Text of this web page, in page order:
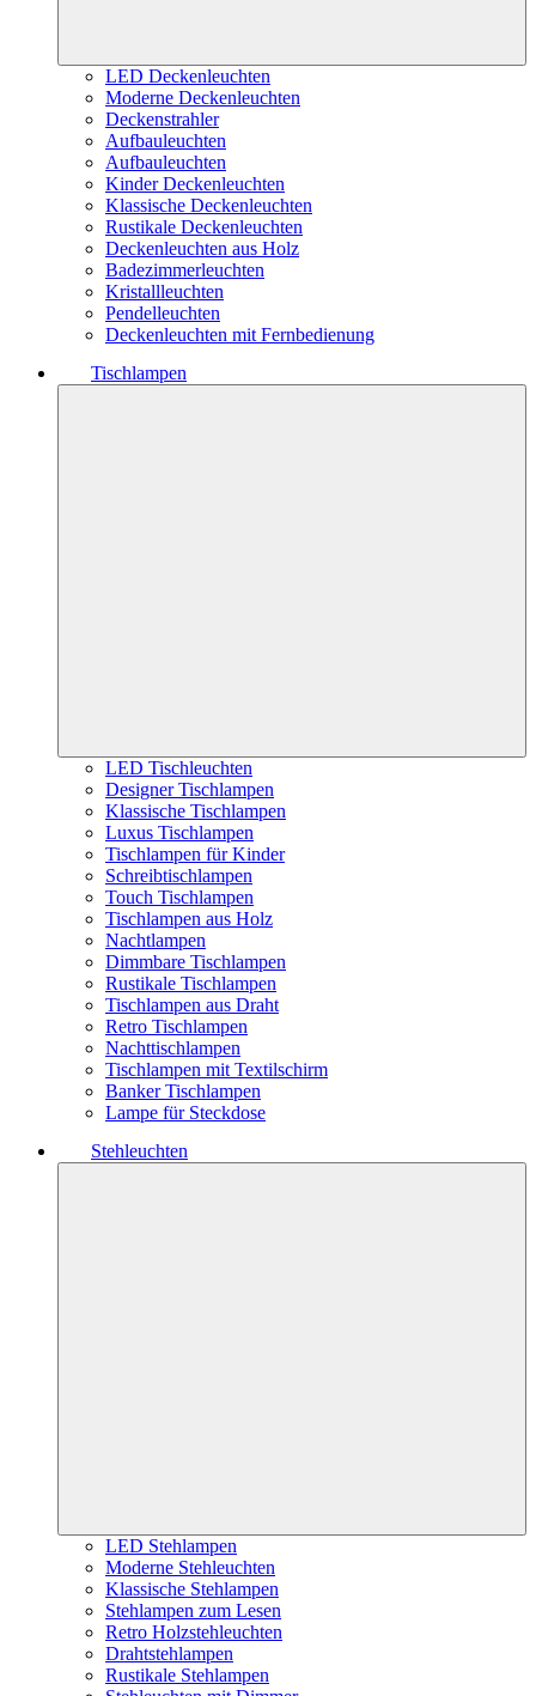
LED Deckenleuchten
Moderne Deckenleuchten
Deckenstrahler
Aufbauleuchten
Aufbauleuchten
Kinder Deckenleuchten
Klassische Deckenleuchten
Rustikale Deckenleuchten
Deckenleuchten aus Holz
Badezimmerleuchten
Kristallleuchten
Pendelleuchten
Deckenleuchten mit Fernbedienung
Tischlampen
LED Tischleuchten
Designer Tischlampen
Klassische Tischlampen
Luxus Tischlampen
Tischlampen für Kinder
Schreibtischlampen
Touch Tischlampen
Tischlampen aus Holz
Nachtlampen
Dimmbare Tischlampen
Rustikale Tischlampen
Tischlampen aus Draht
Retro Tischlampen
Nachttischlampen
Tischlampen mit Textilschirm
Banker Tischlampen
Lampe für Steckdose
Stehleuchten
LED Stehlampen
Moderne Stehleuchten
Klassische Stehlampen
Stehlampen zum Lesen
Retro Holzstehleuchten
Drahtstehlampen
Rustikale Stehlampen